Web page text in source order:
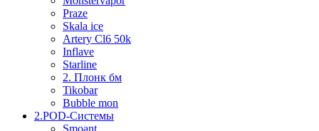
Praze
Skala ice
Artery Cl6 50k
Inflave
Starline
2. Плонк бм
Tikobar
Bubble mon
2.POD-Системы
Smoant